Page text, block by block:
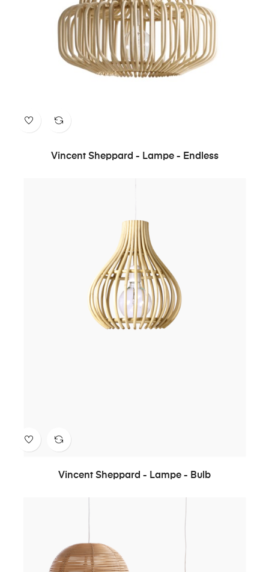
Vincent Sheppard - Lampe - Endless
Vincent Sheppard - Lampe - Bulb